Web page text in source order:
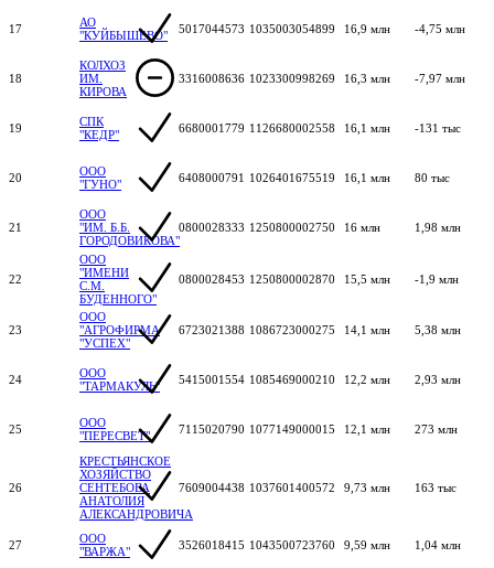
17
АО
"КУЙБЫШЕВО"
5017044573 1035003054899 16,9 млн -4,75 млн
18
КОЛХОЗ
ИМ.
КИРОВА
3316008636 1023300998269 16,3 млн -7,97 млн
19
СПК
"КЕДР"
6680001779 1126680002558 16,1 млн -131 тыс
20
ООО
"ГУНО"
6408000791 1026401675519 16,1 млн 80 тыс
21
ООО
"ИМ. Б.Б.
ГОРОДОВИКОВА"
0800028333 1250800002750 16 млн 1,98 млн
22
ООО
"ИМЕНИ
С.М.
БУДЕННОГО"
0800028453 1250800002870 15,5 млн -1,9 млн
23
ООО
"АГРОФИРМА
"УСПЕХ"
6723021388 1086723000275 14,1 млн 5,38 млн
24
ООО
"ТАРМАКУЛЬ"
5415001554 1085469000210 12,2 млн 2,93 млн
25
ООО
"ПЕРЕСВЕТ"
7115020790 1077149000015 12,1 млн 273 млн
26
КРЕСТЬЯНСКОЕ
ХОЗЯЙСТВО
СЕНТЕБОВА
АНАТОЛИЯ
АЛЕКСАНДРОВИЧА
7609004438 1037601400572 9,73 млн 163 тыс
27
ООО
"ВАРЖА"
3526018415 1043500723760 9,59 млн 1,04 млн